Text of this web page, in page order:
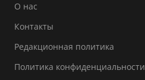
О нас
Контакты
Редакционная политика
Политика конфиденциальности